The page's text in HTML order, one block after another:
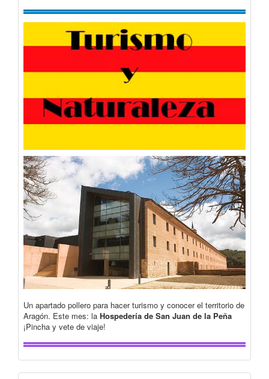
Un apartado pollero para hacer turismo y conocer el territorio de
Aragón. Este mes: la Hospedería de San Juan de la Peña
¡Pincha y vete de viaje!